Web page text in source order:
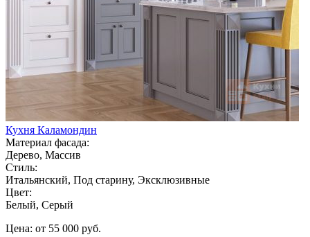
Кухня Каламондин
Материал фасада:
Дерево, Массив
Стиль:
Итальянский, Под старину, Эксклюзивные
Цвет:
Белый, Серый
Цена: от 55 000 руб.